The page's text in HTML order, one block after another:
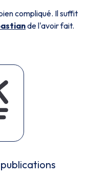
compliqué. Il suffit
de l'avoir fait.